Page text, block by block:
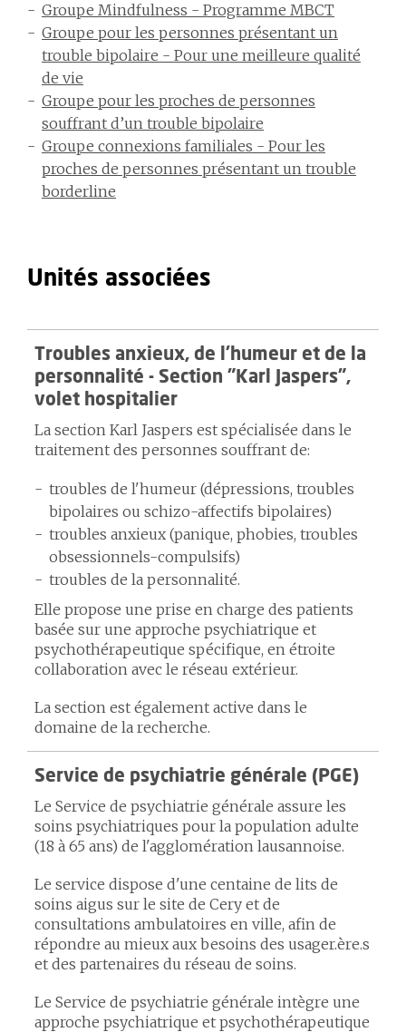
Groupe Mindfulness - Programme MBCT
Groupe pour les personnes présentant un
trouble bipolaire - Pour une meilleure qualité
de vie
Groupe pour les proches de personnes
souffrant d’un trouble bipolaire
Groupe connexions familiales - Pour les
proches de personnes présentant un trouble
borderline
Unités associées
Troubles anxieux, de l'humeur et de la
personnalité - Section "Karl Jaspers",
volet hospitalier
La section Karl Jaspers est spécialisée dans le
traitement des personnes souffrant de:
troubles de l'humeur (dépressions, troubles
bipolaires ou schizo-affectifs bipolaires)
troubles anxieux (panique, phobies, troubles
obsessionnels-compulsifs)
troubles de la personnalité.
Elle propose une prise en charge des patients
basée sur une approche psychiatrique et
psychothérapeutique spécifique, en étroite
collaboration avec le réseau extérieur.
La section est également active dans le
domaine de la recherche.
Service de psychiatrie générale (PGE)
Le Service de psychiatrie générale assure les
soins psychiatriques pour la population adulte
(18 à 65 ans) de l'agglomération lausannoise.
Le service dispose d'une centaine de lits de
soins aigus sur le site de Cery et de
consultations ambulatoires en ville, afin de
répondre au mieux aux besoins des usager.ère.s
et des partenaires du réseau de soins.
Le Service de psychiatrie générale intègre une
approche psychiatrique et psychothérapeutique